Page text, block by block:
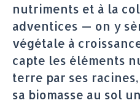
nutriments et à la
adventices — on y
végétale à
capte les éléments
terre par ses
sa biomasse au sol